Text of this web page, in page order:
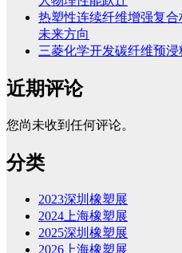
热塑性连续纤维增强复
未来方向
三菱化学开发碳纤维预
近期评论
您尚未收到任何评论。
分类
2023深圳橡塑展
2024上海橡塑展
2025深圳橡塑展
2026上海橡塑展